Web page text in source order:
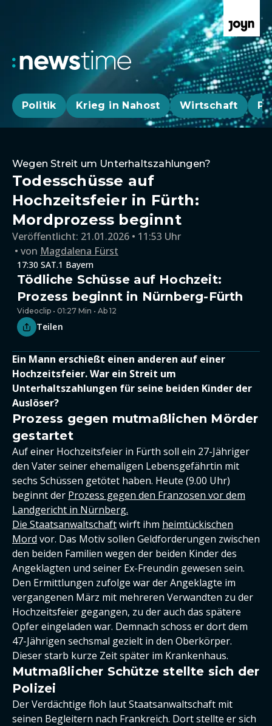
Politik Krieg in Nahost Wirtschaft
Wegen Streit um Unterhaltszahlungen?
Todesschüsse auf
Hochzeitsfeier in Fürth:
Mordprozess beginnt
Veröffentlicht: 21.01.2026 • 11:53 Uhr
von Magdalena Fürst
17:30 SAT.1 Bayern
Tödliche Schüsse auf Hochzeit:
Prozess beginnt in Nürnberg-Fürth
Videoclip • 01:27 Min • Ab 12
Teilen
Ein Mann erschießt einen anderen auf einer
Hochzeitsfeier. War ein Streit um
Unterhaltszahlungen für seine beiden Kinder der
Auslöser?
Prozess gegen mutmaßlichen Mörder
gestartet
Auf einer Hochzeitsfeier in Fürth soll ein 27-Jähriger
den Vater seiner ehemaligen Lebensgefährtin mit
sechs Schüssen getötet haben. Heute (9.00 Uhr)
beginnt der Prozess gegen den Franzosen vor dem
Landgericht in Nürnberg.
Die Staatsanwaltschaftwirft ihm heimtückischen
Mord vor. Das Motiv sollen Geldforderungen zwischen
den beiden Familien wegen der beiden Kinder des
Angeklagten und seiner Ex-Freundin gewesen sein.
Den Ermittlungen zufolge war der Angeklagte im
vergangenen März mit mehreren Verwandten zu der
Hochzeitsfeier gegangen, zu der auch das spätere
Opfer eingeladen war. Demnach schoss er dort dem
47-Jährigen sechsmal gezielt in den Oberkörper.
Dieser starb kurze Zeit später im Krankenhaus.
Mutmaßlicher Schütze stellte sich der
Polizei
Der Verdächtige floh laut Staatsanwaltschaft mit
seinen Begleitern nach Frankreich. Dort stellte er sich